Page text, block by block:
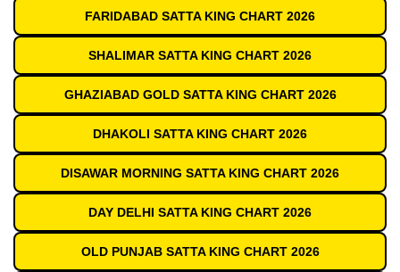
FARIDABAD SATTA KING CHART 2026
SHALIMAR SATTA KING CHART 2026
GHAZIABAD GOLD SATTA KING CHART 2026
DHAKOLI SATTA KING CHART 2026
DISAWAR MORNING SATTA KING CHART 2026
DAY DELHI SATTA KING CHART 2026
OLD PUNJAB SATTA KING CHART 2026